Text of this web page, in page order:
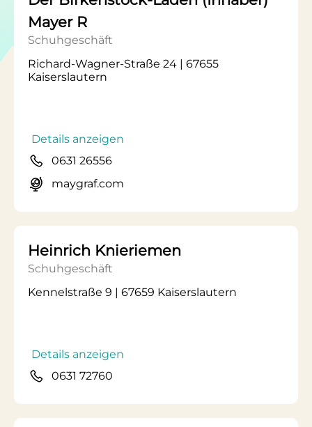
Mayer R
Schuhgeschäft
Richard-Wagner-Straße 24 | 67655
Kaiserslautern
Details anzeigen
0631 26556
maygraf.com
Heinrich Knieriemen
Schuhgeschäft
Kennelstraße 9 | 67659 Kaiserslautern
Details anzeigen
0631 72760